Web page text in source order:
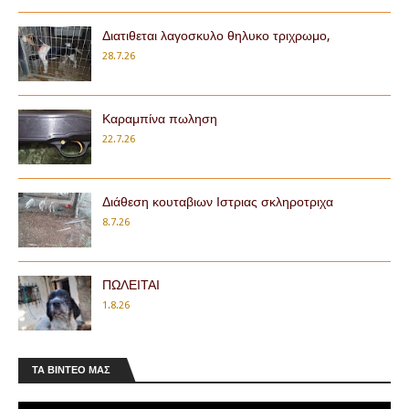
Διατιθεται λαγοσκυλο θηλυκο τριχρωμο,
28.7.26
Καραμπίνα πωληση
22.7.26
Διάθεση κουταβιων Ιστριας σκληροτριχα
8.7.26
ΠΩΛΕΙΤΑΙ
1.8.26
ΤΑ ΒΊΝΤΕΟ ΜΑΣ
κυνηγετική περίοδο
Άδειες θήρας 2026-2027: Τι αλλάζει στις
τιμές
Ρυθμίσεις θήρας για την κυνηγετική
περίοδο 2026 - 2027
ακόμη απαντήσεις Πρόσφατα
πραγματοποιήθηκε συνάντηση της Κυνηγετικής